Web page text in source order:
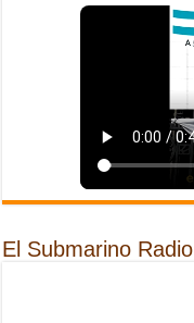
El Submarino Radio